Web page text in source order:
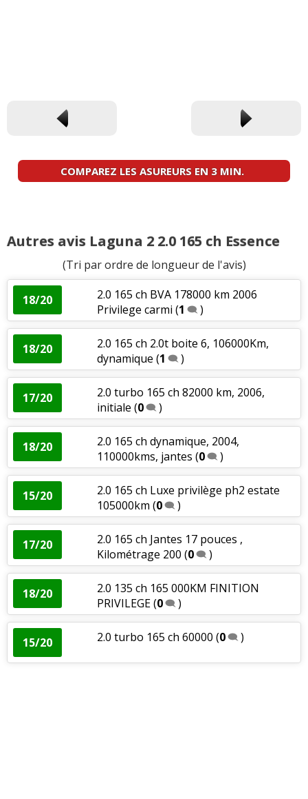
COMPAREZ LES ASUREURS EN 3 MIN.
Autres avis Laguna 2 2.0 165 ch Essence
(Tri par ordre de longueur de l'avis)
18/20
2.0 165 ch BVA 178000 km 2006
Privilege carmi (1 )
18/20
2.0 165 ch 2.0t boite 6, 106000Km,
dynamique (1 )
17/20
2.0 turbo 165 ch 82000 km, 2006,
initiale (0 )
18/20
2.0 165 ch dynamique, 2004,
110000kms, jantes (0 )
15/20
2.0 165 ch Luxe privilège ph2 estate
105000km (0 )
17/20
2.0 165 ch Jantes 17 pouces ,
Kilométrage 200 (0 )
18/20
2.0 135 ch 165 000KM FINITION
PRIVILEGE(0 )
15/20 2.0 turbo 165 ch 60000 (0 )